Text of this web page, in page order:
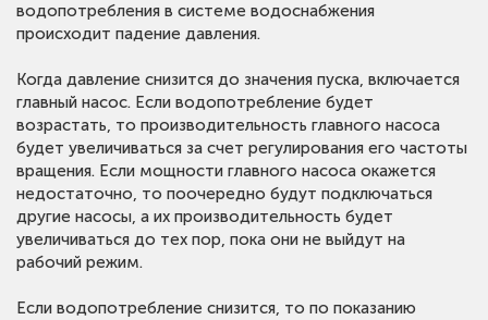
водопотребления в системе водоснабжения
происходит падение давления.
Когда давление снизится до значения пуска, включается
главный насос. Если водопотребление будет
возрастать, то производительность главного насоса
будет увеличиваться за счет регулирования его частоты
вращения. Если мощности главного насоса окажется
недостаточно, то поочередно будут подключаться
другие насосы, а их производительность будет
увеличиваться до тех пор, пока они не выйдут на
рабочий режим.
Если водопотребление снизится, то по показанию